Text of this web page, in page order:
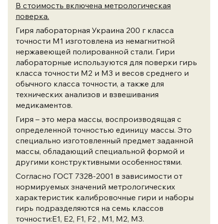
В стоимость включена метрологическая
поверка.
Гиря лабораторная Украина 200 г класса
точности М1 изготовлена из немагнитной
нержавеющей полированной стали. Гири
лабораторные используются для поверки гирь
класса точности М2 и М3 и весов среднего и
обычного класса точности, а также для
технических анализов и взвешивания
медикаментов.
Гиря – это мера массы, воспроизводящая с
определенной точностью единицу массы. Это
специально изготовленный предмет заданной
массы, обладающий специальной формой и
другими конструктивными особенностями.
Согласно ГОСТ 7328-2001 в зависимости от
нормируемых значений метрологических
характеристик калибровочные гири и наборы
гирь подразделяются на семь классов
точности:Е1, Е2, F1, F2 , M1, M2, M3.